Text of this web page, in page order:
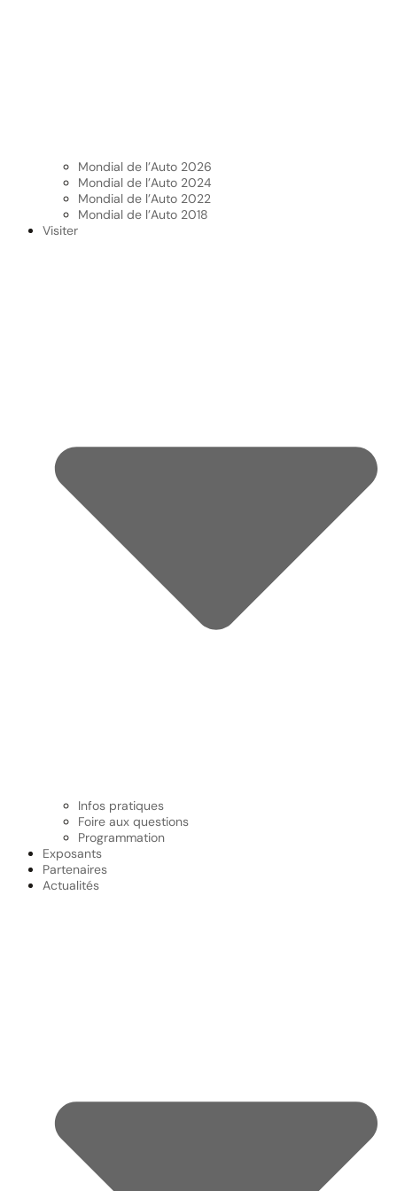
Mondial de l’Auto 2026
Mondial de l’Auto 2024
Mondial de l’Auto 2022
Mondial de l’Auto 2018
Visiter
Infos pratiques
Foire aux questions
Programmation
Exposants
Partenaires
Actualités